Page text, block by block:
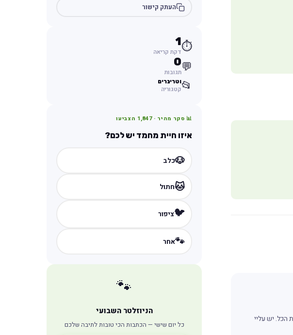
הכל. יש עליי
העתק קישור
⏱️
1
דקת קריאה
💬
0
תגובות
📂וטרינרים
קטגוריה
📊 סקר מהיר ·1,847 הצביעו
איזו חיית מחמד יש לכם?
🐶כלב
🐱חתול
🐦ציפור
🐾אחר
🐾
הניוזלטר השבועי
כל יום שישי — הכתבות הכי טובות לתיבה שלכם